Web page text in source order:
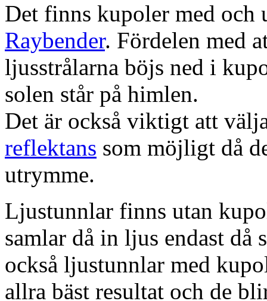
Det finns kupoler med och
Raybender. Fördelen med
ljusstrålarna böjs ned i
solen står på himlen.
Det är också viktigt att
reflektans som möjligt då
utrymme.
Ljustunnlar finns utan
samlar då in ljus endast då
också ljustunnlar med
allra bäst resultat och de